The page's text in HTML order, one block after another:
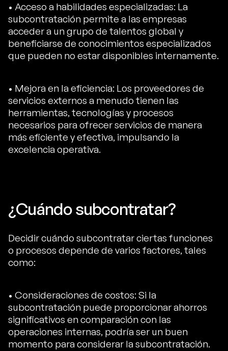
• Acceso a habilidades especializadas: La
subcontratación permite a las empresas
acceder a un grupo de talentos global y
beneficiarse de conocimientos especializados
que pueden no estar disponibles internamente.
• Mejora en la eficiencia: Los proveedores de
servicios externos a menudo tienen las
herramientas, tecnologías y procesos
necesarios para ofrecer servicios de manera
más eficiente y efectiva, impulsando la
excelencia operativa.
¿Cuándo subcontratar?
Decidir cuándo subcontratar ciertas funciones
o procesos depende de varios factores, tales
como:
• Consideraciones de costos: Si la
subcontratación puede proporcionar ahorros
significativos en comparación con las
operaciones internas, podría ser un buen
momento para considerar la subcontratación.